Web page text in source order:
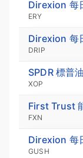
ERY
DRIP
XOP
FXN
GUSH